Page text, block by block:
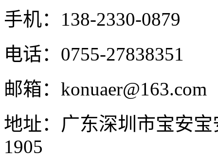
手机：138-2330-0879
电话：0755-27838351
邮箱：konuaer@163.com
地址：广东深圳市宝安
1905